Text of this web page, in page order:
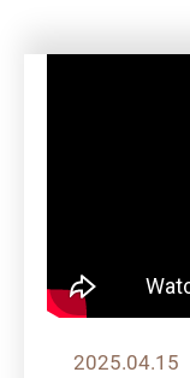
2025.04.15